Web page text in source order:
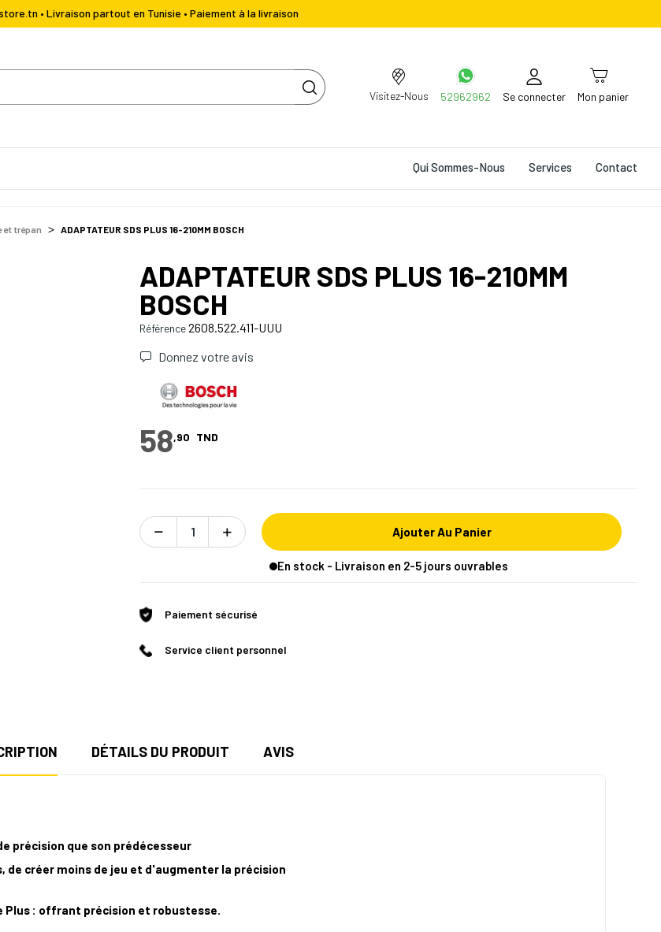
• Livraison partout en Tunisie • Paiement à la livraison
Visitez-Nous 52962962 Se connecter Mon panier
Qui Sommes-Nous Services Contact
et trépan ADAPTATEUR SDS PLUS 16-210MM BOSCH
ADAPTATEUR SDS PLUS 16-210MM
BOSCH
Référence2608.522.411-UUU
Donnez votre avis
58,90 TND
Ajouter Au Panier
En stock - Livraison en 2-5 jours ouvrables
Paiement sécurisé
Service client personnel
DÉTAILS DU PRODUIT AVIS
précision que son prédécesseur
créer moins de jeu et d'augmenter la précision
Plus : offrant précision et robustesse.